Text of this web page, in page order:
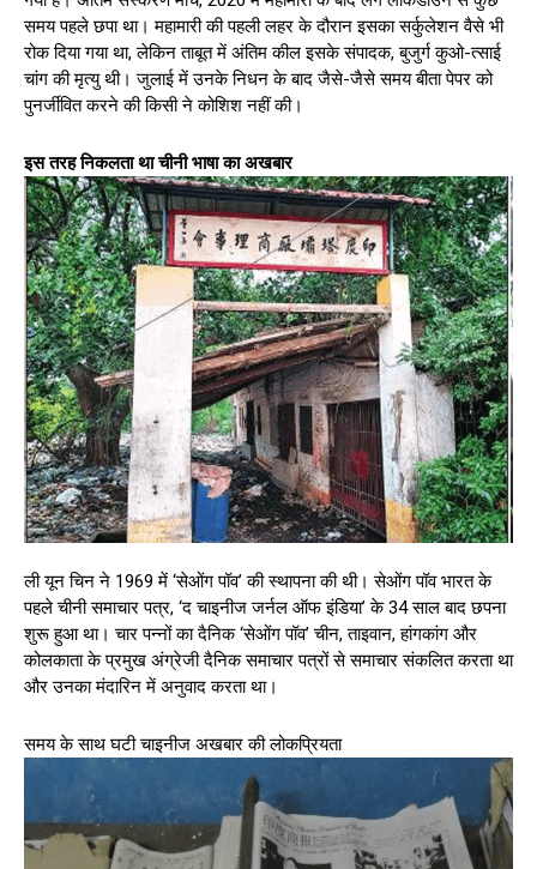
समय पहले छपा था। महामारी की पहली लहर के दौरान इसका सर्कुलेशन वैसे भी
रोक दिया गया था, लेकिन ताबूत में अंतिम कील इसके संपादक, बुजुर्ग कुओ-त्साई
चांग की मृत्यु थी। जुलाई में उनके निधन के बाद जैसे-जैसे समय बीता पेपर को
पुनर्जीवित करने की किसी ने कोशिश नहीं की।
​इस तरह निकलता था चीनी भाषा का अखबार​
ली यून चिन ने 1969 में ‘सेओंग पॉव’ की स्थापना की थी। सेओंग पॉव भारत के
पहले चीनी समाचार पत्र, ‘द चाइनीज जर्नल ऑफ इंडिया’ के 34 साल बाद छपना
शुरू हुआ था। चार पन्नों का दैनिक ‘सेओंग पॉव’ चीन, ताइवान, हांगकांग और
कोलकाता के प्रमुख अंग्रेजी दैनिक समाचार पत्रों से समाचार संकलित करता था
और उनका मंदारिन में अनुवाद करता था।
​समय के साथ घटी चाइनीज अखबार की लोकप्रियता